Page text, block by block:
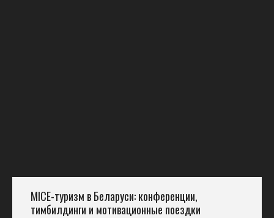
MICE-туризм в Беларуси: конференции,
тимбилдинги и мотивационные поездки